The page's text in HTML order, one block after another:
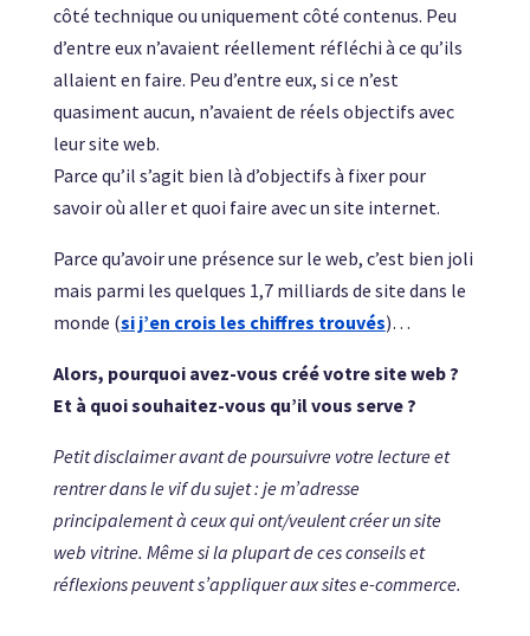
côté technique ou uniquement côté contenus. Peu
d’entre eux n’avaient réellement réfléchi à ce qu’ils
allaient en faire. Peu d’entre eux, si ce n’est
quasiment aucun, n’avaient de réels objectifs avec
leur site web.
Parce qu’il s’agit bien là d’objectifs à fixer pour
savoir où aller et quoi faire avec un site internet.
Parce qu’avoir une présence sur le web, c’est bien joli
mais parmi les quelques 1,7 milliards de site dans le
monde (si j’en crois les chiffres trouvés)…
Alors, pourquoi avez-vous créé votre site web ?
Et à quoi souhaitez-vous qu’il vous serve ?
Petit disclaimer avant de poursuivre votre lecture et
rentrer dans le vif du sujet : je m’adresse
principalement à ceux qui ont/veulent créer un site
web vitrine. Même si la plupart de ces conseils et
réflexions peuvent s’appliquer aux sites e-commerce.